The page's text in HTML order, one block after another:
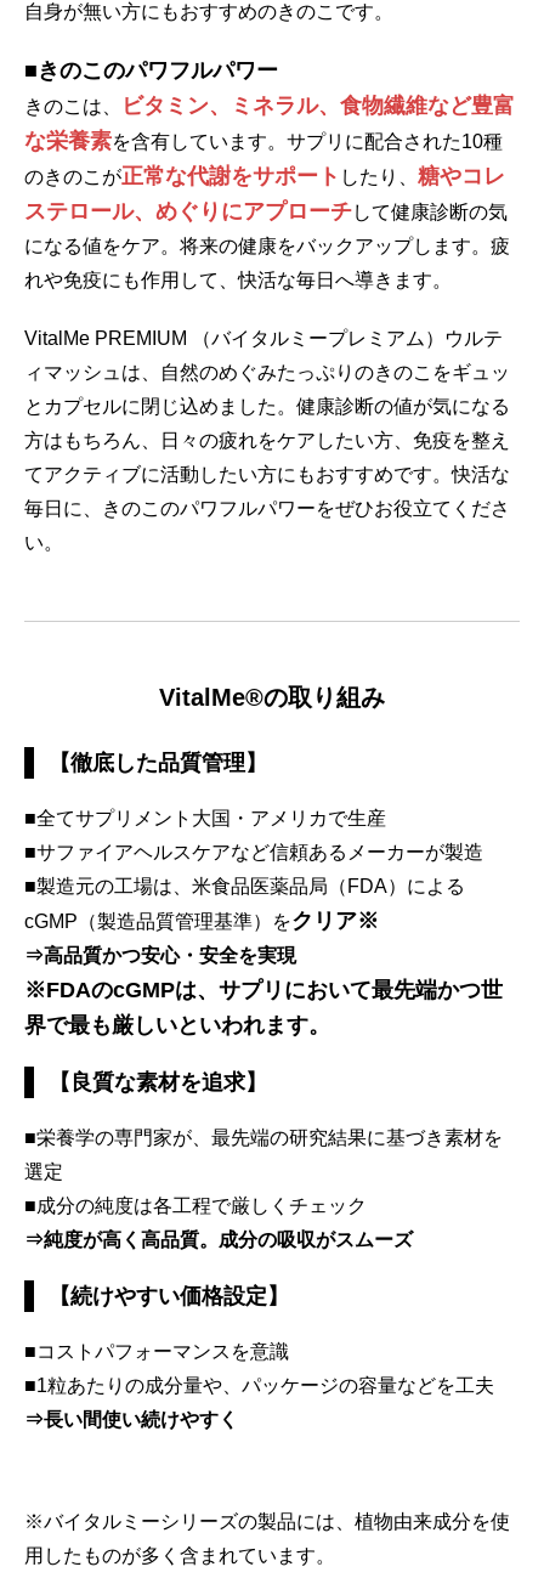
自身が無い方にもおすすめのきのこです。
■きのこのパワフルパワー
きのこは、
ビタミン、ミネラル、食物繊維など豊富
な栄養素を含有しています。サプリに配合された10種
のきのこが正常な代謝をサポート したり、 糖やコレ
ステロール、めぐりにアプローチして健康診断の気
になる値をケア。将来の健康をバックアップします。疲
れや免疫にも作用して、快活な毎日へ導きます。
VitalMe PREMIUM （バイタルミープレミアム）ウルテ
ィマッシュは、自然のめぐみたっぷりのきのこをギュッ
とカプセルに閉じ込めました。健康診断の値が気になる
方はもちろん、日々の疲れをケアしたい方、免疫を整え
てアクティブに活動したい方にもおすすめです。快活な
毎日に、きのこのパワフルパワーをぜひお役立てくださ
い。
VitalMe®の取り組み
【徹底した品質管理】
■全てサプリメント大国・アメリカで生産
■サファイアヘルスケアなど信頼あるメーカーが製造
■製造元の工場は、米食品医薬品局（FDA）による
cGMP（製造品質管理基準）をクリア※
⇒高品質かつ安心・安全を実現
※FDAのcGMPは、サプリにおいて最先端かつ世
界で最も厳しいといわれます。
【良質な素材を追求】
■栄養学の専門家が、最先端の研究結果に基づき素材を
選定
■成分の純度は各工程で厳しくチェック
⇒純度が高く高品質。成分の吸収がスムーズ
【続けやすい価格設定】
■コストパフォーマンスを意識
■1粒あたりの成分量や、パッケージの容量などを工夫
⇒長い間使い続けやすく
※バイタルミーシリーズの製品には、植物由来成分を使
用したものが多く含まれています。